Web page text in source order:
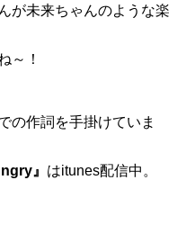
が未来ちゃんのような楽
～！
の作詞を手掛けていま
』 はitunes配信中。